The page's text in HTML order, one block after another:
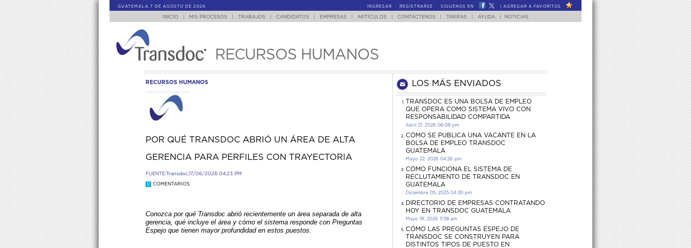
GUATEMALA 7 DE AGOSTO DE 2026 INGRESAR REGISTRARSE SÍGUENOS EN AGREGAR A FAVORITOS
INICIO MIS PROCESOS TRABAJOS CANDIDATOS EMPRESAS ARTÍCULOS CONTÁCTENOS TARIFAS AYUDA NOTICIAS
RECURSOS HUMANOS
RECURSOS HUMANOS
POR QUÉ TRANSDOC ABRIÓ UN ÁREA DE ALTA
GERENCIA PARA PERFILES CON TRAYECTORIA
FUENTE: Transdoc, 17/06/2026 04:23 PM
0 COMENTARIOS
Conozca por qué Transdoc abrió recientemente un área separada de alta
gerencia, qué incluye el área y cómo el sistema responde con Preguntas
Espejo que tienen mayor profundidad en estos puestos.
LOS MÁS ENVIADOS
TRANSDOC ES UNA BOLSA DE EMPLEO
QUE OPERA COMO SISTEMA VIVO CON
RESPONSABILIDAD COMPARTIDA
Abril 21, 2026 06:08 pm
CÓMO SE PUBLICA UNA VACANTE EN LA
BOLSA DE EMPLEO TRANSDOC
GUATEMALA
Mayo 22, 2026 04:26 pm
CÓMO FUNCIONA EL SISTEMA DE
RECLUTAMIENTO DE TRANSDOC EN
GUATEMALA
Diciembre 05, 2025 04:30 pm
DIRECTORIO DE EMPRESAS CONTRATANDO
HOY EN TRANSDOC GUATEMALA
Mayo 19, 2026 11:58 am
CÓMO LAS PREGUNTAS ESPEJO DE
TRANSDOC SE CONSTRUYEN PARA
DISTINTOS TIPOS DE PUESTO EN